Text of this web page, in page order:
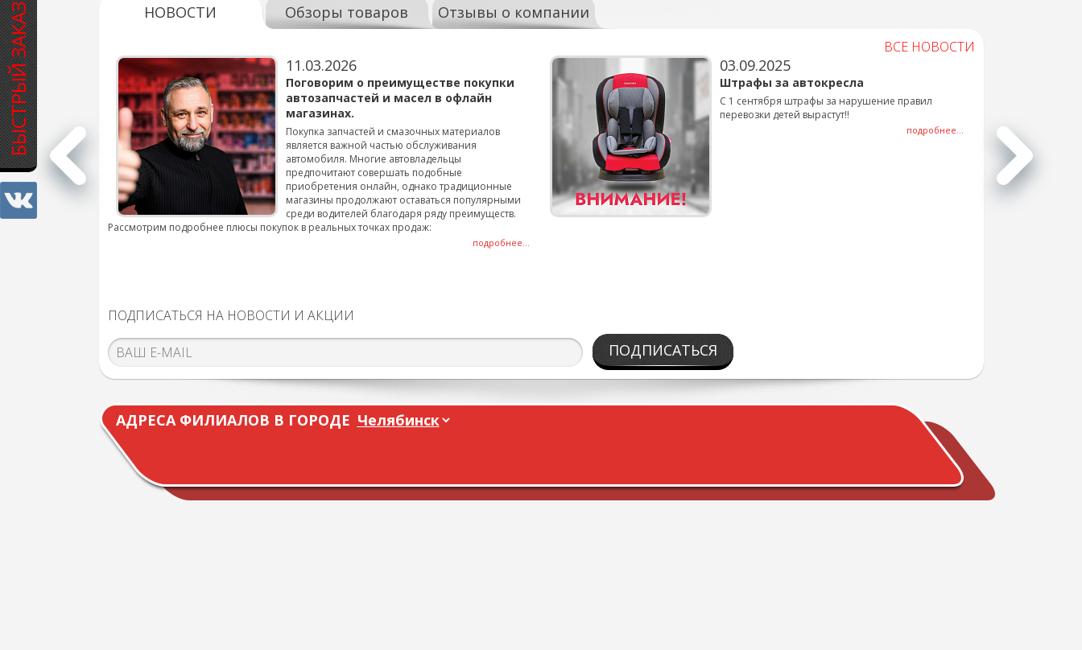
БЫСТРЫЙ ЗАКАЗ НОВОСТИ Обзоры товаров Отзывы о компании
ВСЕ НОВОСТИ
для
смены шин на
подробнее...
11.03.2026
Поговорим о преимуществе покупки
автозапчастей и масел в офлайн
магазинах.
Покупка запчастей и смазочных материалов
является важной частью обслуживания
автомобиля. Многие автовладельцы
предпочитают совершать подобные
приобретения онлайн, однако традиционные
магазины продолжают оставаться популярными
среди водителей благодаря ряду преимуществ.
Рассмотрим подробнее плюсы покупок в реальных точках продаж:
подробнее...
03.09.2025
Штрафы за автокресла
С 1 сентября штрафы за нарушение правил
перевозки детей вырастут!!
подробнее...
ПОДПИСАТЬСЯ НА НОВОСТИ И АКЦИИ
ПОДПИСАТЬСЯ
АДРЕСА ФИЛИАЛОВ В ГОРОДЕ